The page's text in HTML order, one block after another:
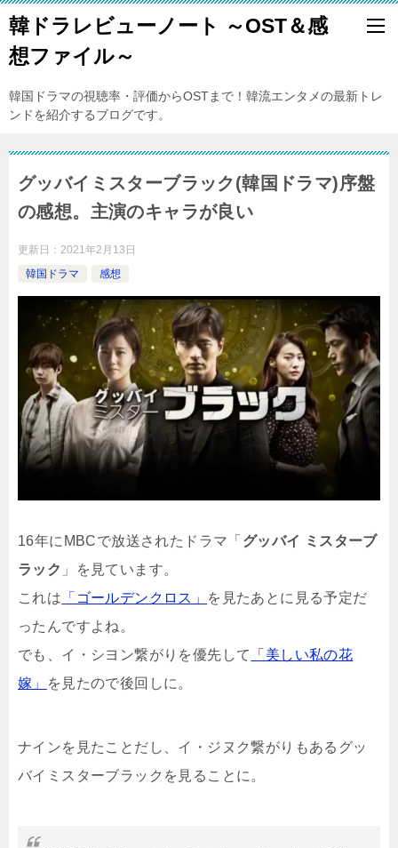
韓ドラレビューノート ～OST＆感
想ファイル～
韓国ドラマの視聴率・評価からOSTまで！韓流エンタメの最新トレ
ンドを紹介するブログです。
グッバイミスターブラック(韓国ドラマ)序盤
の感想。主演のキャラが良い
更新日： 2021年2月13日
韓国ドラマ
感想
16年にMBCで放送されたドラマ「 グッバイ ミスターブ
ラック 」を見ています。
これは 「ゴールデンクロス」
を見たあとに見る予定だ
ったんですよね。
でも、イ・シヨン繋がりを優先して
「美しい私の花
嫁」
を見たので後回しに。
ナインを見たことだし、イ・ジヌク繋がりもあるグッ
バイミスターブラックを見ることに。